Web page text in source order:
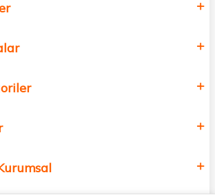
değer katmak için bize katılın!